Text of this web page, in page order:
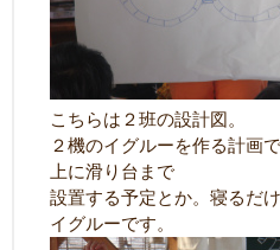
こちらは２班の設計図。
２機のイグルーを作る計画
上に滑り台まで
設置する予定とか。寝るだ
イグルーです。